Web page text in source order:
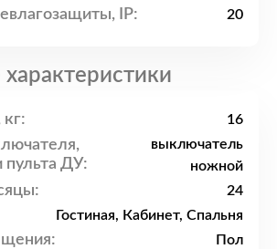
IP: 20
кг: 16
ДУ:
выключатель
ножной
24
Гостиная, Кабинет, Спальня
Пол